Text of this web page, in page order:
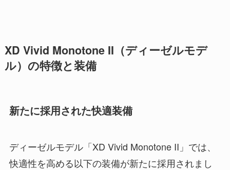
XD Vivid Monotone II（ディーゼルモデ
ル）の特徴と装備
新たに採用された快適装備
ディーゼルモデル「XD Vivid Monotone II」では、
快適性を高める以下の装備が新たに採用されまし